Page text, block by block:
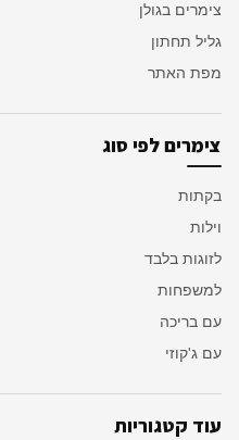
צימרים בגולן
גליל תחתון
מפת האתר
צימרים לפי סוג
בקתות
וילות
לזוגות בלבד
למשפחות
עם בריכה
עם ג'קוזי
עוד קטגוריות